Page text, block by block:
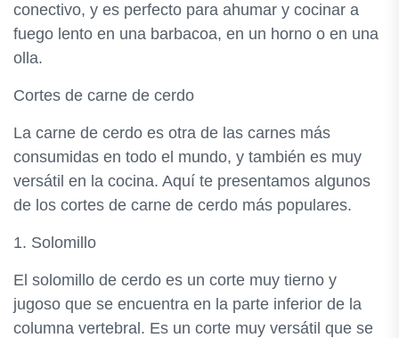
conectivo, y es perfecto para ahumar y cocinar a
fuego lento en una barbacoa, en un horno o en una
olla.
Cortes de carne de cerdo
La carne de cerdo es otra de las carnes más
consumidas en todo el mundo, y también es muy
versátil en la cocina. Aquí te presentamos algunos
de los cortes de carne de cerdo más populares.
1. Solomillo
El solomillo de cerdo es un corte muy tierno y
jugoso que se encuentra en la parte inferior de la
columna vertebral. Es un corte muy versátil que se